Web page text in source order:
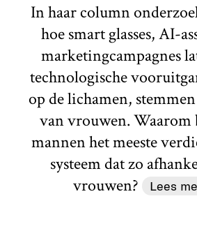
In haar column
hoe smart glasses, AI-
marketingcampagnes
technologische
op de lichamen,
van vrouwen.
mannen het meeste
systeem dat zo
vrouwen?
Lees